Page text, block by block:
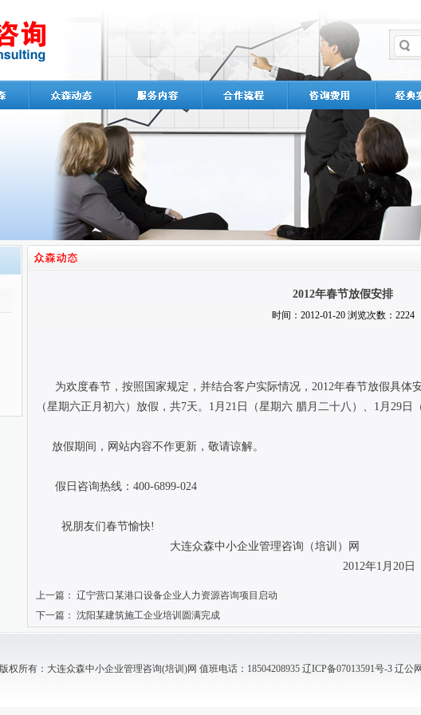
2012年春节放假安排
时间：2012-01-20 浏览次数：2224
为欢度春节，按照国家规定，并结合客户实际情况，2012年春节放假具体
（星期六正月初六）放假，共7天。1月21日（星期六 腊月二十八）、1月29日
放假期间，网站内容不作更新，敬请谅解。
假日咨询热线：400-6899-024
祝朋友们春节愉快!
大连众森中小企业管理咨询（培训）网
2012年1月20日
上一篇： 辽宁营口某港口设备企业人力资源咨询项目启动
下一篇： 沈阳某建筑施工企业培训圆满完成
版权所有：大连众森中小企业管理咨询(培训)网 值班电话：18504208935 辽ICP备07013591号-3辽公